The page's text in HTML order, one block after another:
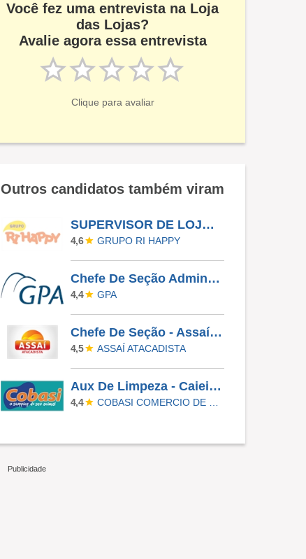
Você fez uma entrevista na Loja
das Lojas?
Avalie agora essa entrevista
Clique para avaliar
Outros candidatos também viram
SUPERVISOR DE LOJA - SHOPPING ARICANDUVA
4,6 GRUPO RI HAPPY
Chefe De Seção Administrativo - Bosque Da Saúde (571106)
4,4 GPA
Chefe De Seção - Assaí Digital
4,5 ASSAÍ ATACADISTA
Aux De Limpeza - Caieiras
4,4